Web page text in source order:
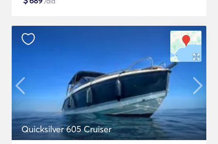
Quicksilver 605 Cruiser